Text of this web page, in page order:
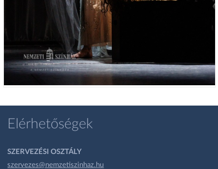
Elérhetőségek
SZERVEZÉSI OSZTÁLY
szervezes@nemzetiszinhaz.hu